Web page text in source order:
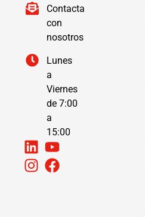
Contacta
con
nosotros
Lunes
a
Viernes
de 7:00
a
15:00